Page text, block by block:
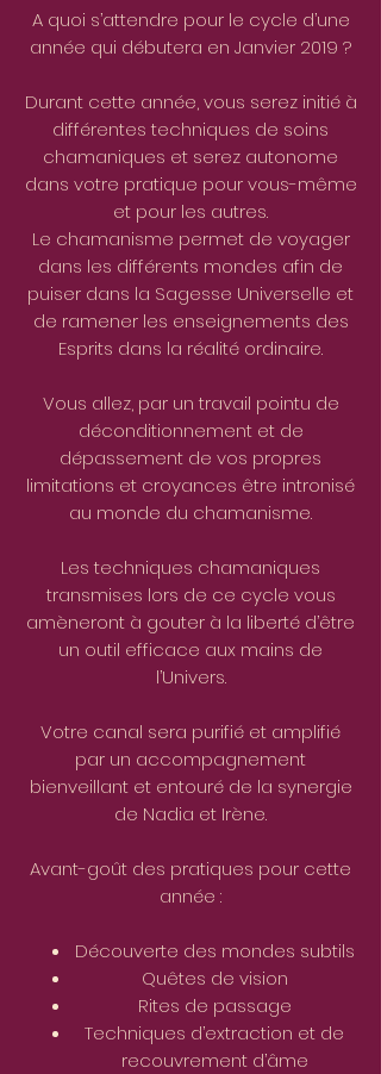
A quoi s’attendre pour le cycle d’une
année qui débutera en Janvier 2019 ?
Durant cette année, vous serez initié à
différentes techniques de soins
chamaniques et serez autonome
dans votre pratique pour vous-même
et pour les autres.
Le chamanisme permet de voyager
dans les différents mondes afin de
puiser dans la Sagesse Universelle et
de ramener les enseignements des
Esprits dans la réalité ordinaire.
Vous allez, par un travail pointu de
déconditionnement et de
dépassement de vos propres
limitations et croyances être intronisé
au monde du chamanisme.
Les techniques chamaniques
transmises lors de ce cycle vous
amèneront à gouter à la liberté d’être
un outil efficace aux mains de
l’Univers.
Votre canal sera purifié et amplifié
par un accompagnement
bienveillant et entouré de la synergie
de Nadia et Irène.
Avant-goût des pratiques pour cette
année :
Découverte des mondes subtils
Quêtes de vision
Rites de passage
Techniques d’extraction et de
recouvrement d’âme